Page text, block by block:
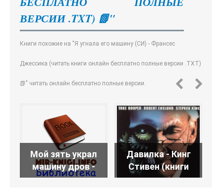
ВЕРСИИ .TXT) 📗"
Книги похожие на "Я угнала его машину (СИ) - Франсес
Джессика (читать книги онлайн бесплатно полные версии .TXT)
📗" читать онлайн бесплатно полные версии.
Мой зять украл
машину дров -
Давилка - Кинг
Стивен (книги